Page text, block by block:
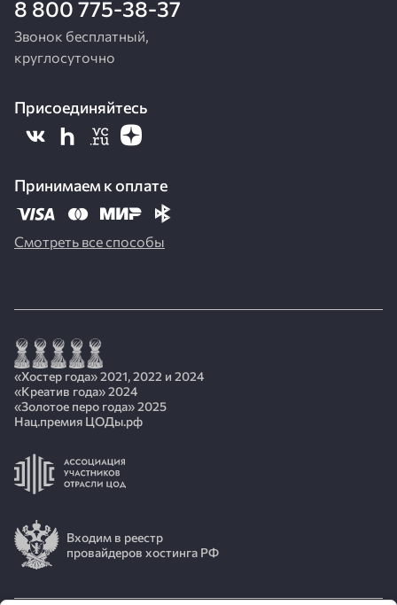
8 800 775-38-37
Звонок бесплатный,
круглосуточно
Присоединяйтесь
Принимаем к оплате
Смотреть все способы
«Хостер года» 2021, 2022 и 2024
«Креатив года» 2024
«Золотое перо года» 2025
Нац.премия ЦОДы.рф
Входим в реестр
провайдеров хостинга РФ